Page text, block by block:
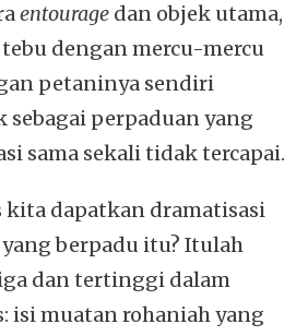
entourage dan objek utama,
dengan mercu-mercu
petaninya sendiri
sebagai perpaduan yang
sama sekali tidak tercapai.
kita dapatkan dramatisasi
berpadu itu? Itulah
dan tertinggi dalam
isi muatan rohaniah yang